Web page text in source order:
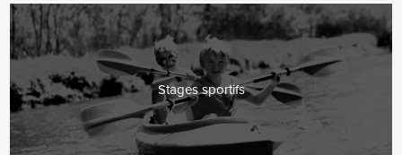
Stages sportifs